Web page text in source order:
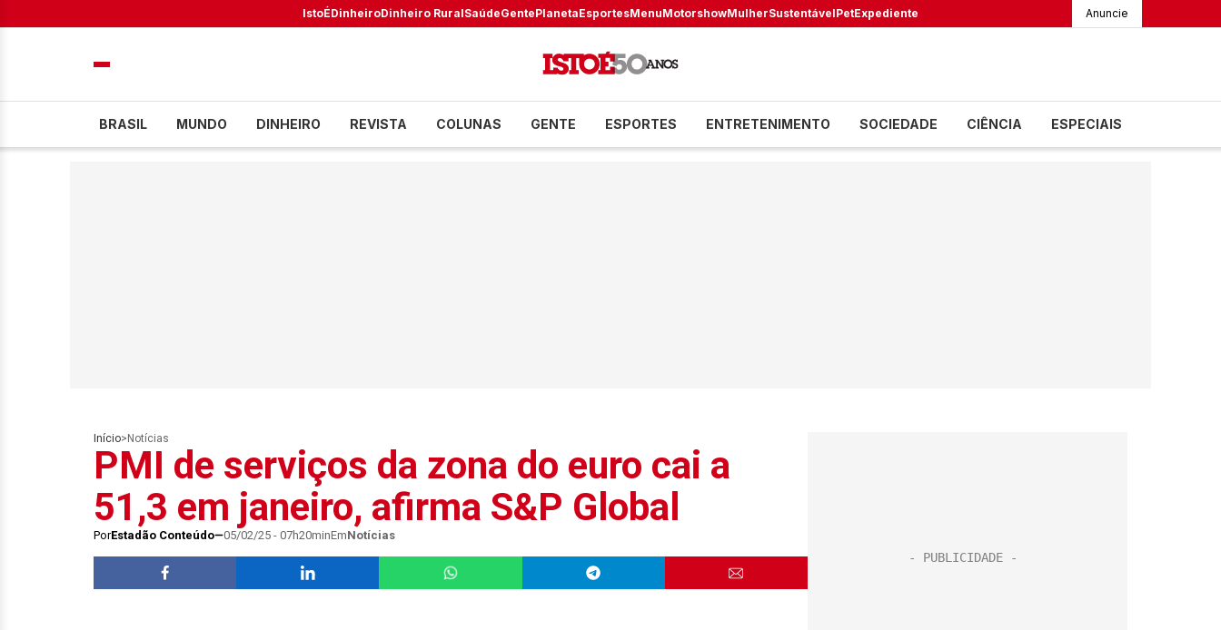
IstoÉDinheiroDinheiro RuralSaúdeGentePlanetaEsportesMenuMotorshowMulherSustentávelPetExpediente Anuncie
BRASIL MUNDO DINHEIRO REVISTA COLUNAS GENTE ESPORTES ENTRETENIMENTO SOCIEDADE CIÊNCIA ESPECIAIS
Início> Notícias
PMI de serviços da zona do euro cai a
51,3 em janeiro, afirma S&P Global
PorEstadão Conteúdo 05/02/25 - 07h20minEmNotícias